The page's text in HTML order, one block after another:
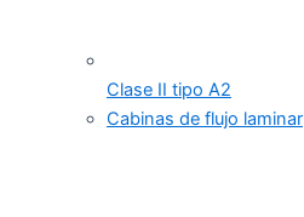
Clase II tipo A2
Cabinas de flujo laminar